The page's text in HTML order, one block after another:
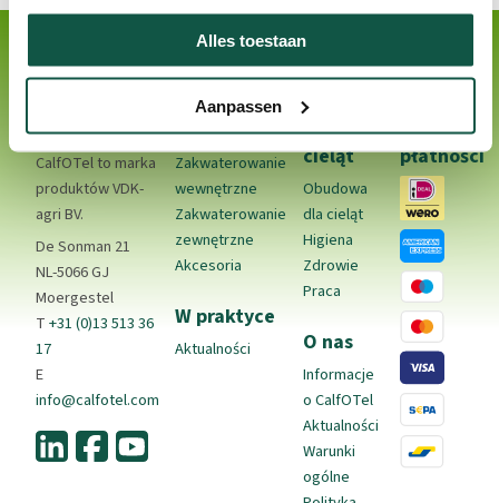
Alles toestaan
Aanpassen
Kontakt
CalfOTel to marka
produktów VDK-
agri BV.
De Sonman 21
NL-5066 GJ
Moergestel
T+31 (0)13 513 36
17
E
info@calfotel.com
Produkty
Zakwaterowanie
wewnętrzne
Zakwaterowanie
zewnętrzne
Akcesoria
W praktyce
Aktualności
Odchów
cieląt
Obudowa
dla cieląt
Higiena
Zdrowie
Praca
O nas
Informacje
o CalfOTel
Aktualności
Warunki
ogólne
Metody
płatności